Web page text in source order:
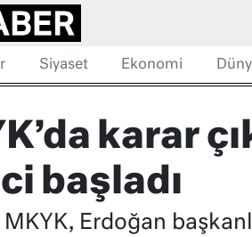
Siyaset Ekonomi
karar
başladı
Erdoğan